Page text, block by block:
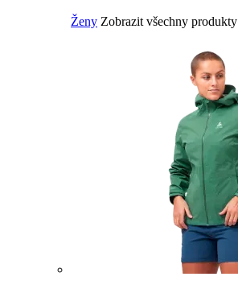
Ženy Zobrazit všechny produkty